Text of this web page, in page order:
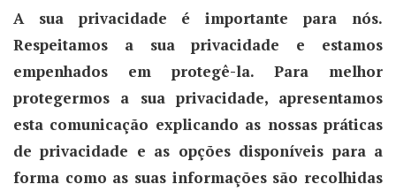
A sua privacidade é importante para nós.
Respeitamos a sua privacidade e estamos
empenhados em protegê-la. Para melhor
protegermos a sua privacidade, apresentamos
esta comunicação explicando as nossas práticas
de privacidade e as opções disponíveis para a
forma como as suas informações são recolhidas